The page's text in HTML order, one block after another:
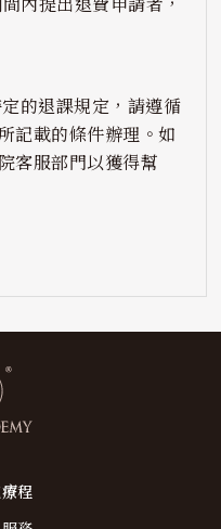
的退課規定，請遵循
記載的條件辦理。如
客服部門以獲得幫
程